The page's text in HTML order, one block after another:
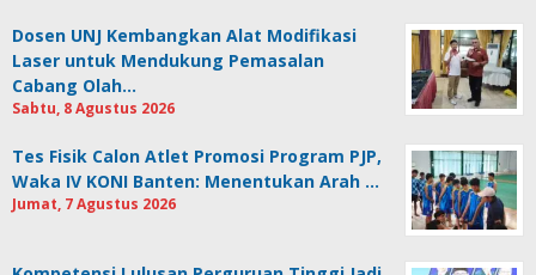
Dosen UNJ Kembangkan Alat Modifikasi
Laser untuk Mendukung Pemasalan
Cabang Olah…
Sabtu, 8 Agustus 2026
Tes Fisik Calon Atlet Promosi Program PJP,
Waka IV KONI Banten: Menentukan Arah …
Jumat, 7 Agustus 2026